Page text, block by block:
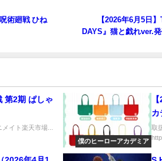
術廻戦 ひね
【2026年6月5日
DAYS』猫と戯れver.
第2期 ぱしゃ
イト楽天市場...
僕のヒーローアカデミア
カ
＜
取